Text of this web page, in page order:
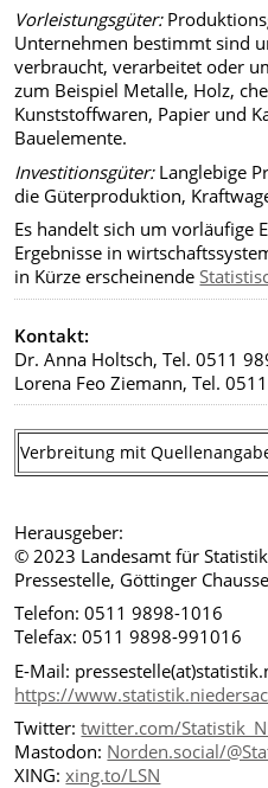
Vorleistungsgüter:
Unternehmen bestimmt sind
verbraucht, verarbeitet oder
zum Beispiel Metalle, Holz,
Kunststoffwaren, Papier und
Bauelemente.
Investitionsgüter:Langlebige
die Güterproduktion,
Es handelt sich um vorläufige
Ergebnisse in
in Kürze erscheinende
Kontakt:
Dr. Anna Holtsch, Tel. 0511
Lorena Feo Ziemann, Tel.
Verbreitung mit
Herausgeber:
© 2023 Landesamt für
Pressestelle, Göttinger
Telefon: 0511 9898-1016
Telefax: 0511 9898-991016
E-Mail:
https://
Twitter:twitter.com/
Mastodon: Norden.social/
XING:xing.to/LSN